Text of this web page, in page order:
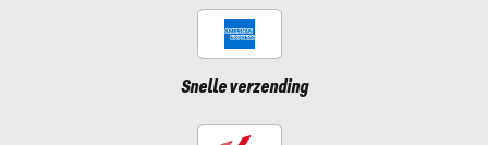
Snelle verzending